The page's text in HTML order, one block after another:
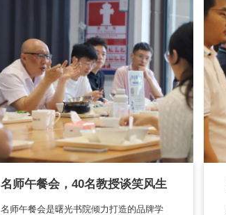
名师午餐会，40名教授谈笑风生
名师午餐会是曙光书院倾力打造的品牌学